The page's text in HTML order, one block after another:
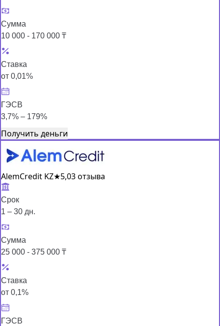
Сумма
10 000 - 170 000 ₸
Ставка
от 0,01%
ГЭСВ
3,7% – 179%
Получить деньги
AlemCredit KZ★5,03 отзыва
Срок
1 – 30 дн.
Сумма
25 000 - 375 000 ₸
Ставка
от 0,1%
ГЭСВ